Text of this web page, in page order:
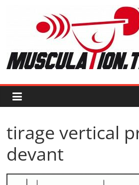
Pour
avoir
des
muscles
tirage vertical
devant